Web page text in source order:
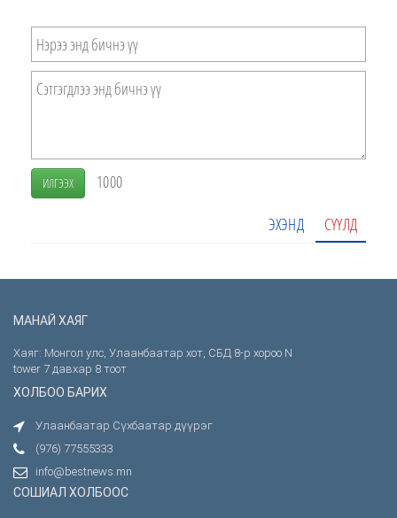
ИЛГЭЭХ 1000
ЭХЭНД СҮҮЛД
МАНАЙ ХАЯГ
Хаяг: Монгол улс, Улаанбаатар хот, СБД 8-р хороо N
tower 7 давхар 8 тоот
ХОЛБОО БАРИХ
Улаанбаатар Сүхбаатар дүүрэг
(976) 77555333
info@bestnews.mn
СОШИАЛ ХОЛБООС